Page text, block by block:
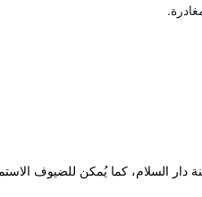
1 كم من سيتي مول ووسط مدينة دار السلام، كما